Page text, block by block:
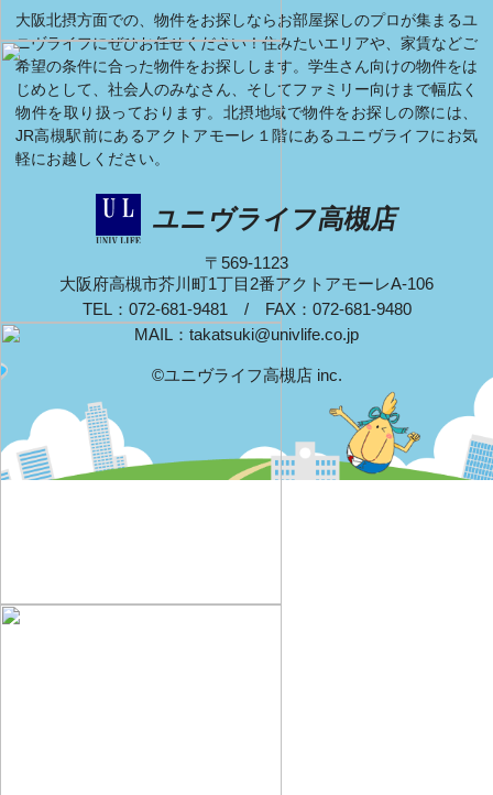
大阪北摂方面での、物件をお探しならお部屋探しのプロが集まるユ
ニヴライフにぜひお任せください！住みたいエリアや、家賃などご
希望の条件に合った物件をお探しします。学生さん向けの物件をは
じめとして、社会人のみなさん、そしてファミリー向けまで幅広く
物件を取り扱っております。北摂地域で物件をお探しの際には、
JR高槻駅前にあるアクトアモーレ１階にあるユニヴライフにお気
軽にお越しください。
ユニヴライフ高槻店
〒569-1123
大阪府高槻市芥川町1丁目2番アクトアモーレA-106
TEL：072-681-9481 / FAX：072-681-9480
MAIL： takatsuki@univlife.co.jp
©ユニヴライフ高槻店 inc.